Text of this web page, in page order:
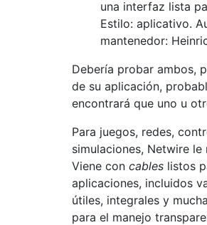
una interfaz lista
Estilo: aplicativo.
mantenedor:
Debería probar ambos,
de su aplicación,
encontrará que uno u
Para juegos, redes,
simulaciones, Netwire le
Viene con cables listos
aplicaciones, incluidos
útiles, integrales y
para el manejo